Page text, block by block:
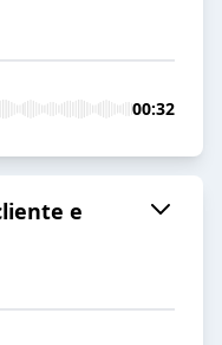
00:32
e